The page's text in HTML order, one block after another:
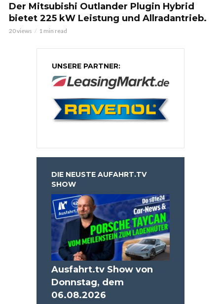
Der Mitsubishi Outlander Plugin Hybrid
bietet 225 kW Leistung und Allradantrieb.
20 views 1 min read
UNSERE PARTNER:
DIE NEUSTE AUFAHRT.TV
SHOW
Ausfahrt.tv Show von
Donnstag, dem
06.08.2026